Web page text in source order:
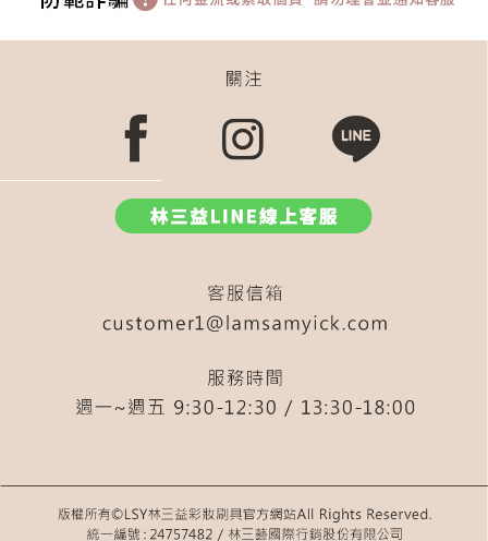
按摩
外出收納 503 513 套 米
鼻影刷
斜角底妝刷
內雙 粉底刷 扁刷
鼻影修修刷
液態腮紅
569 火苗刷
迷你 刷具
尖尖刷 577 遮暇 583
眼影刷
收納架(方) 新手修容
LSY 528